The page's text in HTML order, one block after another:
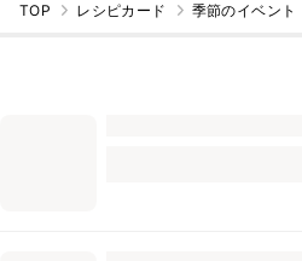
TOP レシピカード 季節のイベント